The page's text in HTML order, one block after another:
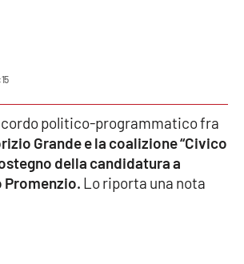
politico-programmatico fra
Grande e la coalizione “Civico
della candidatura a
Promenzio. Lo riporta una nota